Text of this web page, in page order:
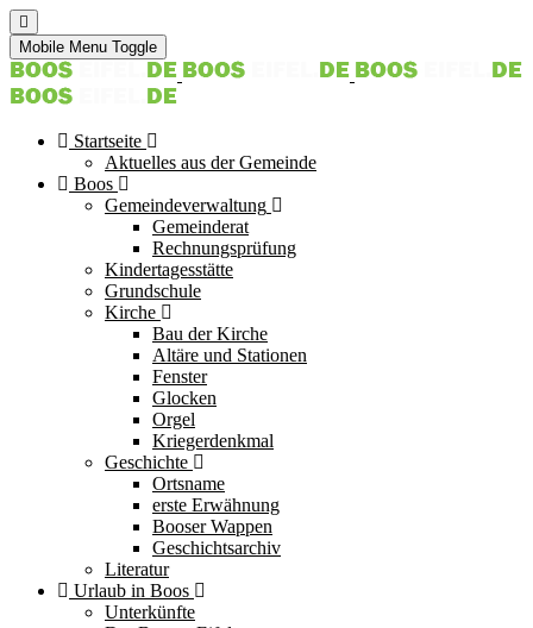
Mobile Menu Toggle
Startseite
Aktuelles aus der Gemeinde
Boos
Gemeindeverwaltung
Gemeinderat
Rechnungsprüfung
Kindertagesstätte
Grundschule
Kirche
Bau der Kirche
Altäre und Stationen
Fenster
Glocken
Orgel
Kriegerdenkmal
Geschichte
Ortsname
erste Erwähnung
Booser Wappen
Geschichtsarchiv
Literatur
Urlaub in Boos
Unterkünfte